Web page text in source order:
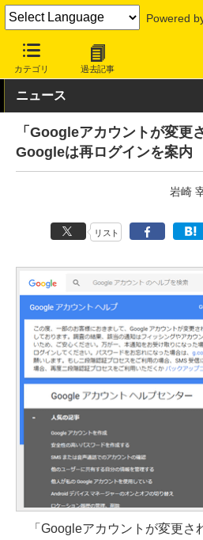
Powered
カテゴリ 過去記事
INTERNET Watch サービス/ソフト
ニュース
「Googleアカウントが変更
Googleは再ログインを案内
岩崎
リスト
「Googleアカウントが変更さ